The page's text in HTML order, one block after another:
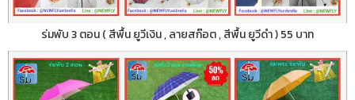
ร่มพับ 3 ตอน ( สีพื้น ยูวีเงิน , ลายสก๊อต , สีพื้น ยูวีดำ ) 55 บาท